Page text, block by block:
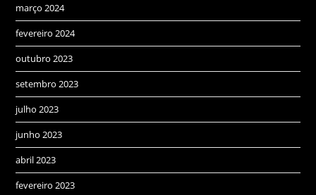
março 2024
fevereiro 2024
outubro 2023
setembro 2023
julho 2023
junho 2023
abril 2023
fevereiro 2023